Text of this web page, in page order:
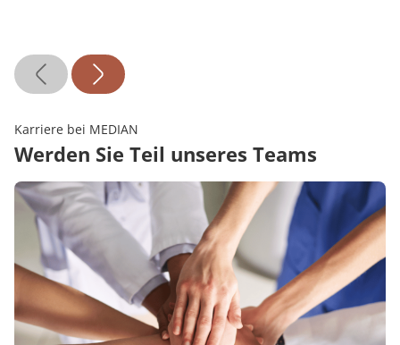
Karriere bei MEDIAN
Werden Sie Teil unseres Teams